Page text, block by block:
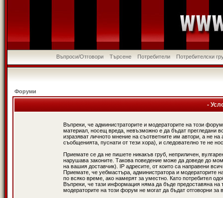
Въпроси/Отговори Търсене Потребители Потребителски
Форуми
-
Въпреки, че администраторите и модераторите на този
материал, носещ вреда, невъзможно е да бъдат прегледани
изразяват личното мнение на съответните им автори, а не
съобщенията, пуснати от тези хора), и следователно те не
Приемате се да не пишете никакъв груб, неприличен,
нарушава законите. Такова поведение може да доведе до
на вашия доставчик). IP адресите, от които са направени
Приемате, че уебмастъра, администратора и модераторите
по всяко време, ако намерят за уместно. Като потребител
Въпреки, че тази информация няма да бъде предоставяна
модераторите на този форум не могат да бъдат отговорни за